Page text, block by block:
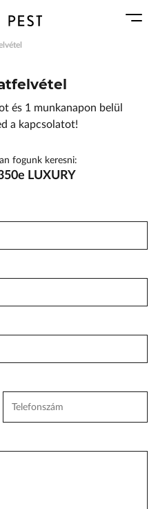
és 1 munkanapon belül
a kapcsolatot!
fogunk keresni:
LUXURY